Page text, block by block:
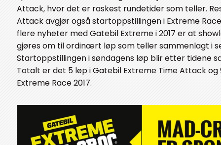
Attack, hvor det er raskest rundetider som teller.
Attack avgjør også startoppstillingen i Extreme
flere nyheter med Gatebil Extreme i 2017 er at
gjøres om til ordinært løp som teller sammenlagt i
Startoppstillingen i søndagens løp blir etter tidene
Totalt er det 5 løp i Gatebil Extreme Time Attack og
Extreme Race 2017.